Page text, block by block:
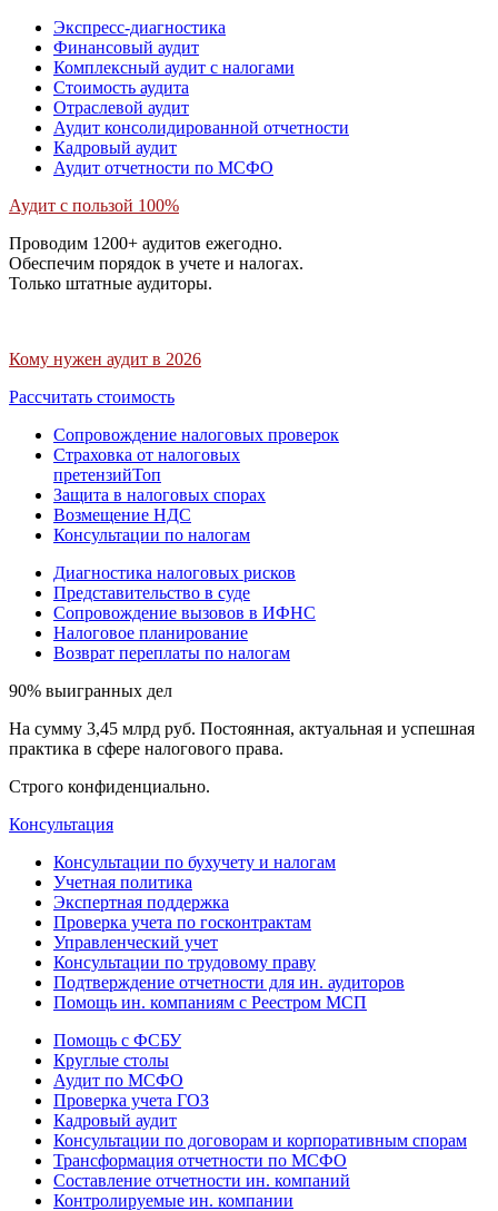
Экспресс-диагностика
Финансовый аудит
Комплексный аудит с налогами
Стоимость аудита
Отраслевой аудит
Аудит консолидированной отчетности
Кадровый аудит
Аудит отчетности по МСФО
Аудит с пользой 100%
Проводим 1200+ аудитов ежегодно.
Обеспечим порядок в учете и налогах.
Только штатные аудиторы.
Кому нужен аудит в 2026
Рассчитать стоимость
Сопровождение налоговых проверок
Страховка от налоговых
претензийТоп
Защита в налоговых спорах
Возмещение НДС
Консультации по налогам
Диагностика налоговых рисков
Представительство в суде
Сопровождение вызовов в ИФНС
Налоговое планирование
Возврат переплаты по налогам
90% выигранных дел
На сумму 3,45 млрд руб. Постоянная, актуальная и успешная
практика в сфере налогового права.
Строго конфиденциально.
Консультация
Консультации по бухучету и налогам
Учетная политика
Экспертная поддержка
Проверка учета по госконтрактам
Управленческий учет
Консультации по трудовому праву
Подтверждение отчетности для ин. аудиторов
Помощь ин. компаниям с Реестром МСП
Помощь с ФСБУ
Круглые столы
Аудит по МСФО
Проверка учета ГОЗ
Кадровый аудит
Консультации по договорам и корпоративным спорам
Трансформация отчетности по МСФО
Составление отчетности ин. компаний
Контролируемые ин. компании